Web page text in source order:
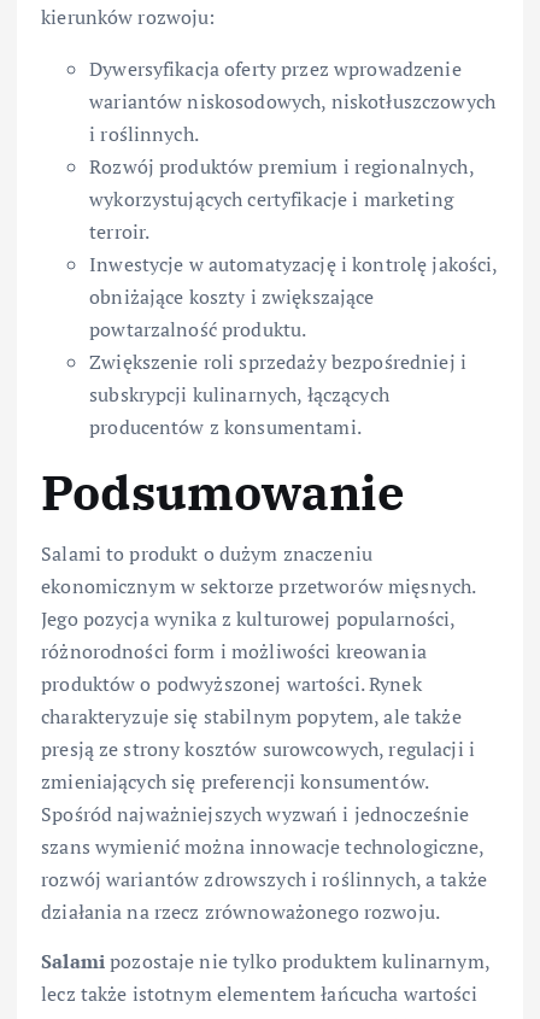
kierunków rozwoju:
Dywersyfikacja oferty przez wprowadzenie
wariantów niskosodowych, niskotłuszczowych
i roślinnych.
Rozwój produktów premium i regionalnych,
wykorzystujących certyfikacje i marketing
terroir.
Inwestycje w automatyzację i kontrolę jakości,
obniżające koszty i zwiększające
powtarzalność produktu.
Zwiększenie roli sprzedaży bezpośredniej i
subskrypcji kulinarnych, łączących
producentów z konsumentami.
Podsumowanie
Salami to produkt o dużym znaczeniu
ekonomicznym w sektorze przetworów mięsnych.
Jego pozycja wynika z kulturowej popularności,
różnorodności form i możliwości kreowania
produktów o podwyższonej wartości. Rynek
charakteryzuje się stabilnym popytem, ale także
presją ze strony kosztów surowcowych, regulacji i
zmieniających się preferencji konsumentów.
Spośród najważniejszych wyzwań i jednocześnie
szans wymienić można innowacje technologiczne,
rozwój wariantów zdrowszych i roślinnych, a także
działania na rzecz zrównoważonego rozwoju.
Salamipozostaje nie tylko produktem kulinarnym,
lecz także istotnym elementem łańcucha wartości